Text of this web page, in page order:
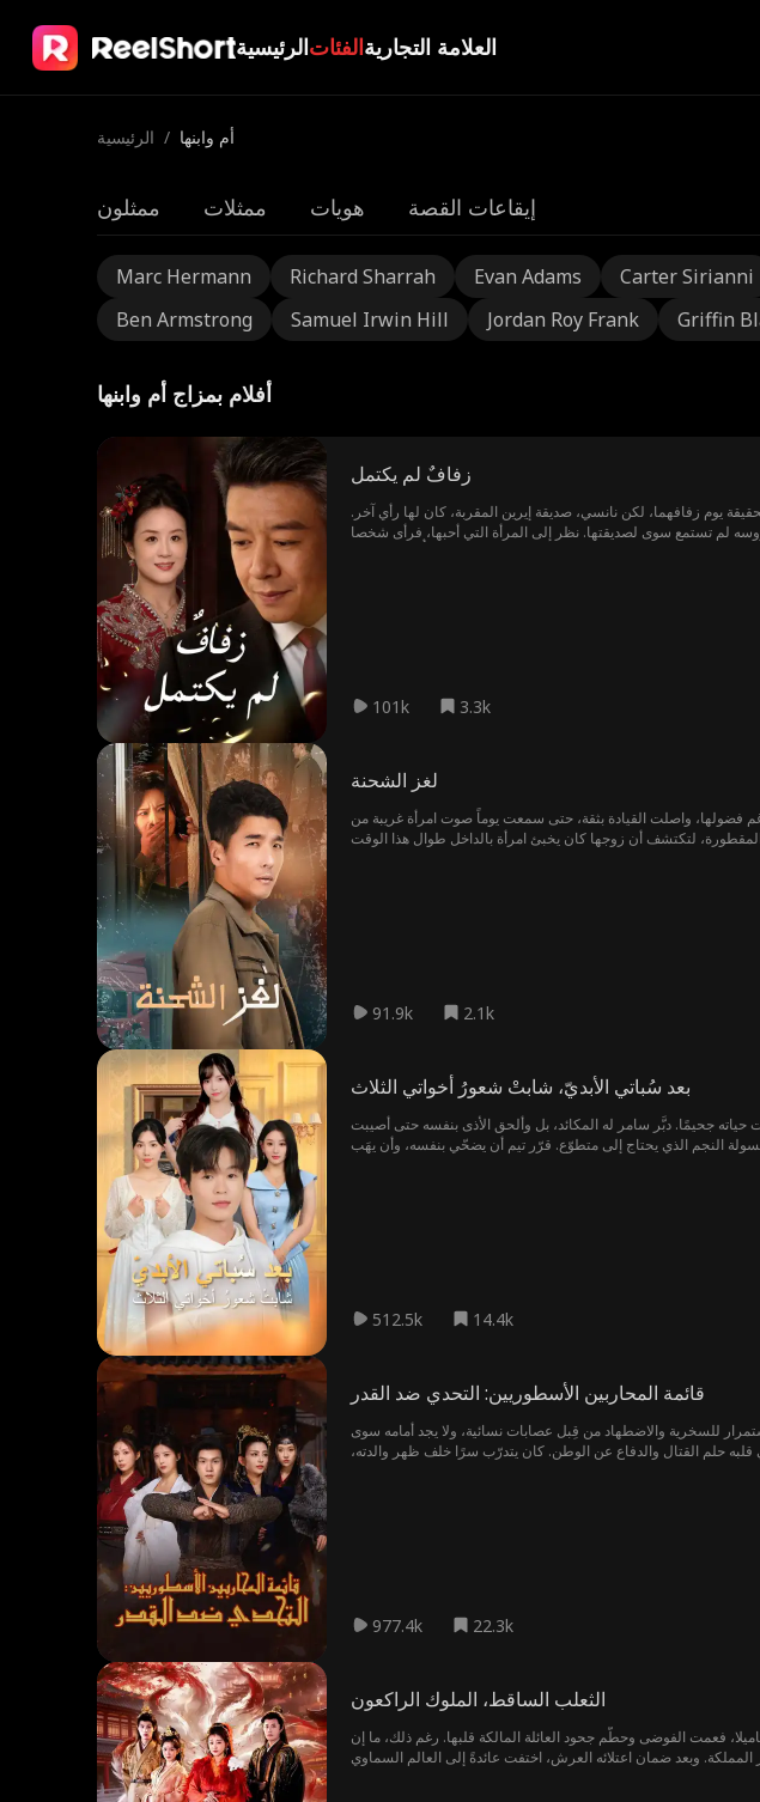
الرئيسيةالفئاتالعلامة التجارية
الرئيسية / أم وابنها
ممثلون ممثلات هويات إيقاعات القصة
Marc Hermann Richard Sharrah Evan Adams Carter Sirianni
Ben Armstrong
Samuel Irwin Hill Jordan Roy Frank Griffin
أفلام بمزاج أم وابنها
زفافٌ لم يكتمل
زفافهما، لكن نانسي، صديقة إيرين المقربة، كان لها رأي آخر.
لم تستمع سوى لصديقتها. نظر إلى المرأة التي أحبها، فرأى شخصا
101k 3.3k
لغز الشحنة
فضولها، واصلت القيادة بثقة، حتى سمعت يوماً صوت امرأة غريبة من
91.9k 2.1k
بعد سُباتي الأبديّ، شابتْ شعورُ أخواتي الثلاث
حياته جحيمًا. دبَّر سامر له المكائد، بل وألحق الأذى بنفسه حتى أصيبت
على أعتاب تنفيذ مشروع كبسولة النجم الذي يحتاج إلى متطوّع. قرّر تيم أن يضحّي بنفسه، وأن يهَب
512.5k 14.4k
قائمة المحاربين الأسطوريين: التحدي ضد القدر
للسخرية والاضطهاد من قِبل عصابات نسائية، ولا يجد أمامه سوى
حلم القتال والدفاع عن الوطن. كان يتدرّب سرًا خلف ظهر والدته،
977.4k 22.3k
الثعلب الساقط، الملوك الراكعون
فعمت الفوضى وحطّم جحود العائلة المالكة قلبها. رغم ذلك، ما إن